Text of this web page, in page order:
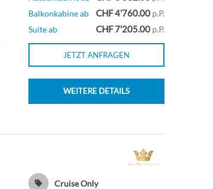
Balkonkabine ab
CHF 4'760.00 p.P.
Suite ab
CHF 7'205.00 p.P.
JETZT ANFRAGEN
WEITERE DETAILS
Cruise Only